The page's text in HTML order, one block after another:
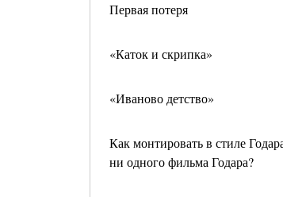
Первая потеря
«Каток и скрипка»
«Иваново детство»
Как монтировать в стиле
ни одного фильма Годара?